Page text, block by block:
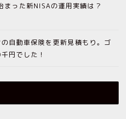
まった新NISAの運用実績は？
の自動車保険を更新見積もり。ゴ
円でした！